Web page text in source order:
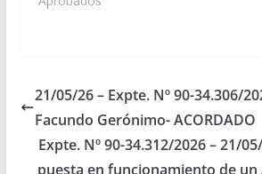
unificados, a la
Legislación General,
del Trabajo y Régimen
Previsional). Aprobado,
21/05/26 – Expte. Nº 90-34.306/
Facundo Gerónimo- ACORDADO
Expte. Nº 90-34.312/2026 – 21/
puesta en funcionamiento de